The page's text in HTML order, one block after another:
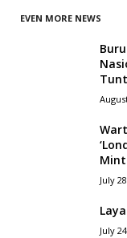
EVEN MORE NEWS
July
July